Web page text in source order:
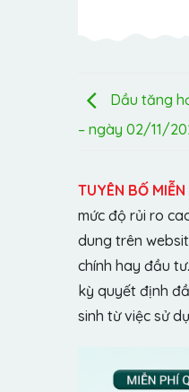
Dầu tăng
– ngày 02/11/
TUYÊN BỐ
mức độ rủi ro
dung trên
chính hay đầu
kỳ quyết định
sinh từ việc sử